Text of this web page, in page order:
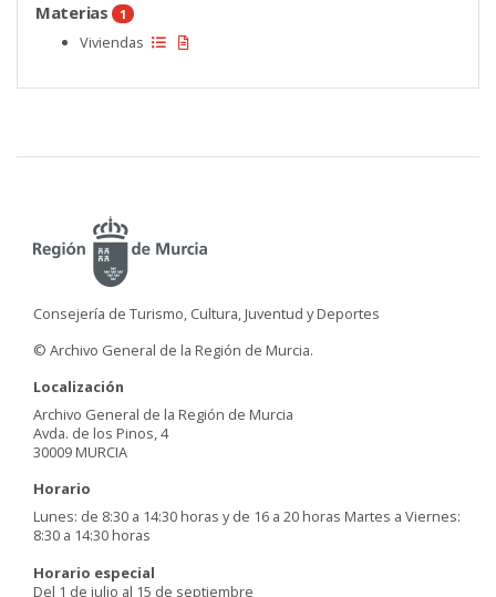
Materias 1
Viviendas
Consejería de Turismo, Cultura, Juventud y Deportes
© Archivo General de la Región de Murcia.
Localización
Archivo General de la Región de Murcia
Avda. de los Pinos, 4
30009 MURCIA
Horario
Lunes: de 8:30 a 14:30 horas y de 16 a 20 horas Martes a Viernes:
8:30 a 14:30 horas
Horario especial
Del 1 de julio al 15 de septiembre